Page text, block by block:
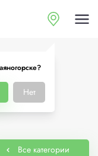
Нетв
Все категории